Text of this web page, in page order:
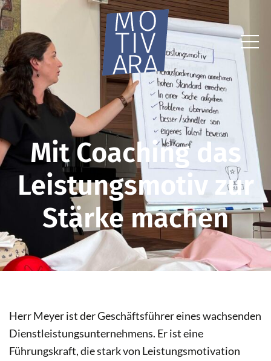
Mit Coaching das
Leistungsmotiv zur
Stärke machen
Herr Meyer ist der Geschäftsführer eines wachsenden
Dienstleistungsunternehmens. Er ist eine
Führungskraft, die stark von Leistungsmotivation